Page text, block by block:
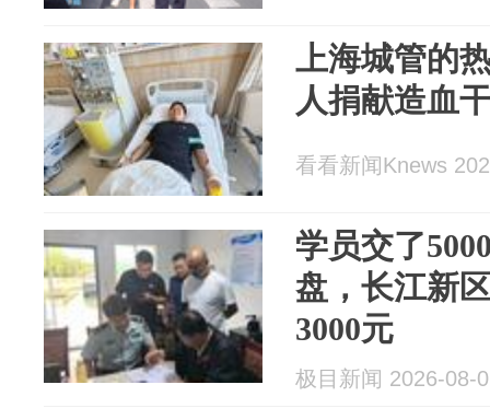
上海城管的
人捐献造血
看看新闻Knews
学员交了
盘，长江新
3000元
极目新闻 2026-08-